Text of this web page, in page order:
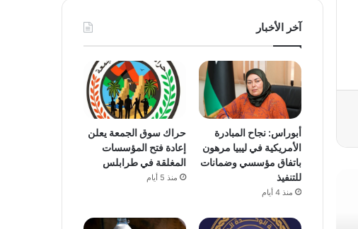
آخر الأخبار
أبوراس: نجاح المبادرة
الأمريكية في ليبيا مرهون
باتفاق مؤسسي وضمانات
للتنفيذ
منذ 4 أيام
حراك سوق الجمعة يعلن
إعادة فتح المؤسسات
المغلقة في طرابلس
منذ 5 أيام